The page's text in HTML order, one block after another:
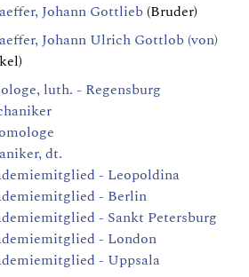
Johann Gottlieb(Bruder)
Johann Ulrich Gottlob (von)
luth. - Regensburg
dt.
- Leopoldina
- Berlin
- Sankt Petersburg
- London
- Uppsala